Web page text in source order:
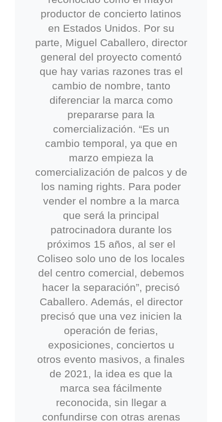
productor de concierto latinos
en Estados Unidos. Por su
parte, Miguel Caballero, director
general del proyecto comentó
que hay varias razones tras el
cambio de nombre, tanto
diferenciar la marca como
prepararse para la
comercialización. “Es un
cambio temporal, ya que en
marzo empieza la
comercialización de palcos y de
los naming rights. Para poder
vender el nombre a la marca
que será la principal
patrocinadora durante los
próximos 15 años, al ser el
Coliseo solo uno de los locales
del centro comercial, debemos
hacer la separación”, precisó
Caballero. Además, el director
precisó que una vez inicien la
operación de ferias,
exposiciones, conciertos u
otros evento masivos, a finales
de 2021, la idea es que la
marca sea fácilmente
reconocida, sin llegar a
confundirse con otras arenas